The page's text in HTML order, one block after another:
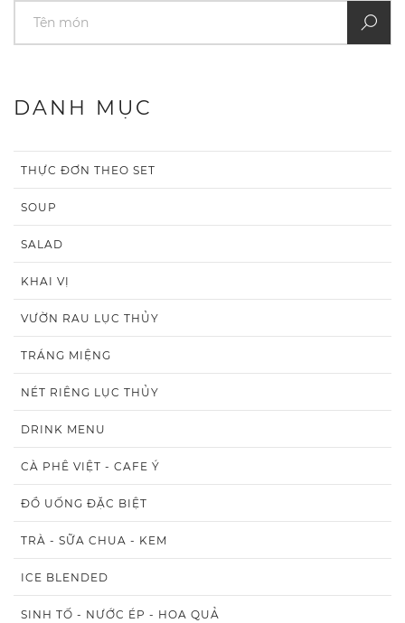
DANH MỤC
THỰC ĐƠN THEO SET
SOUP
SALAD
KHAI VỊ
VƯỜN RAU LỤC THỦY
TRÁNG MIỆNG
NÉT RIÊNG LỤC THỦY
DRINK MENU
CÀ PHÊ VIỆT - CAFE Ý
ĐỒ UỐNG ĐẶC BIỆT
TRÀ - SỮA CHUA - KEM
ICE BLENDED
SINH TỐ - NƯỚC ÉP - HOA QUẢ